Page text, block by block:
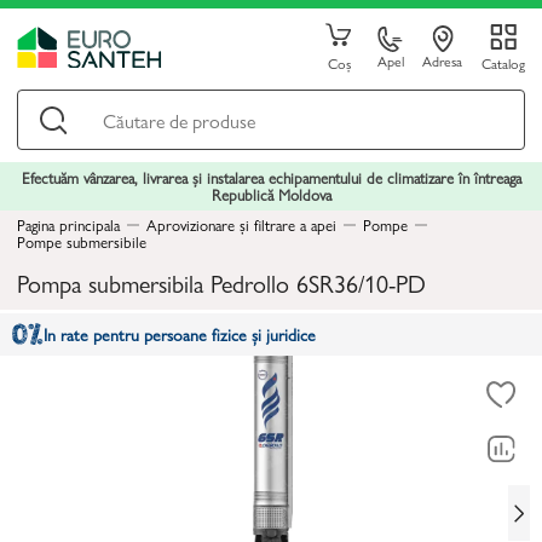
Coș Apel Adresa Catalog
Efectuăm vânzarea, livrarea și instalarea echipamentului de climatizare în întreaga
Republică Moldova
Pagina principala
Aprovizionare și filtrare a apei Pompe
Pompe submersibile
Pompa submersibila Pedrollo 6SR36/10-PD
In rate pentru persoane fizice și juridice